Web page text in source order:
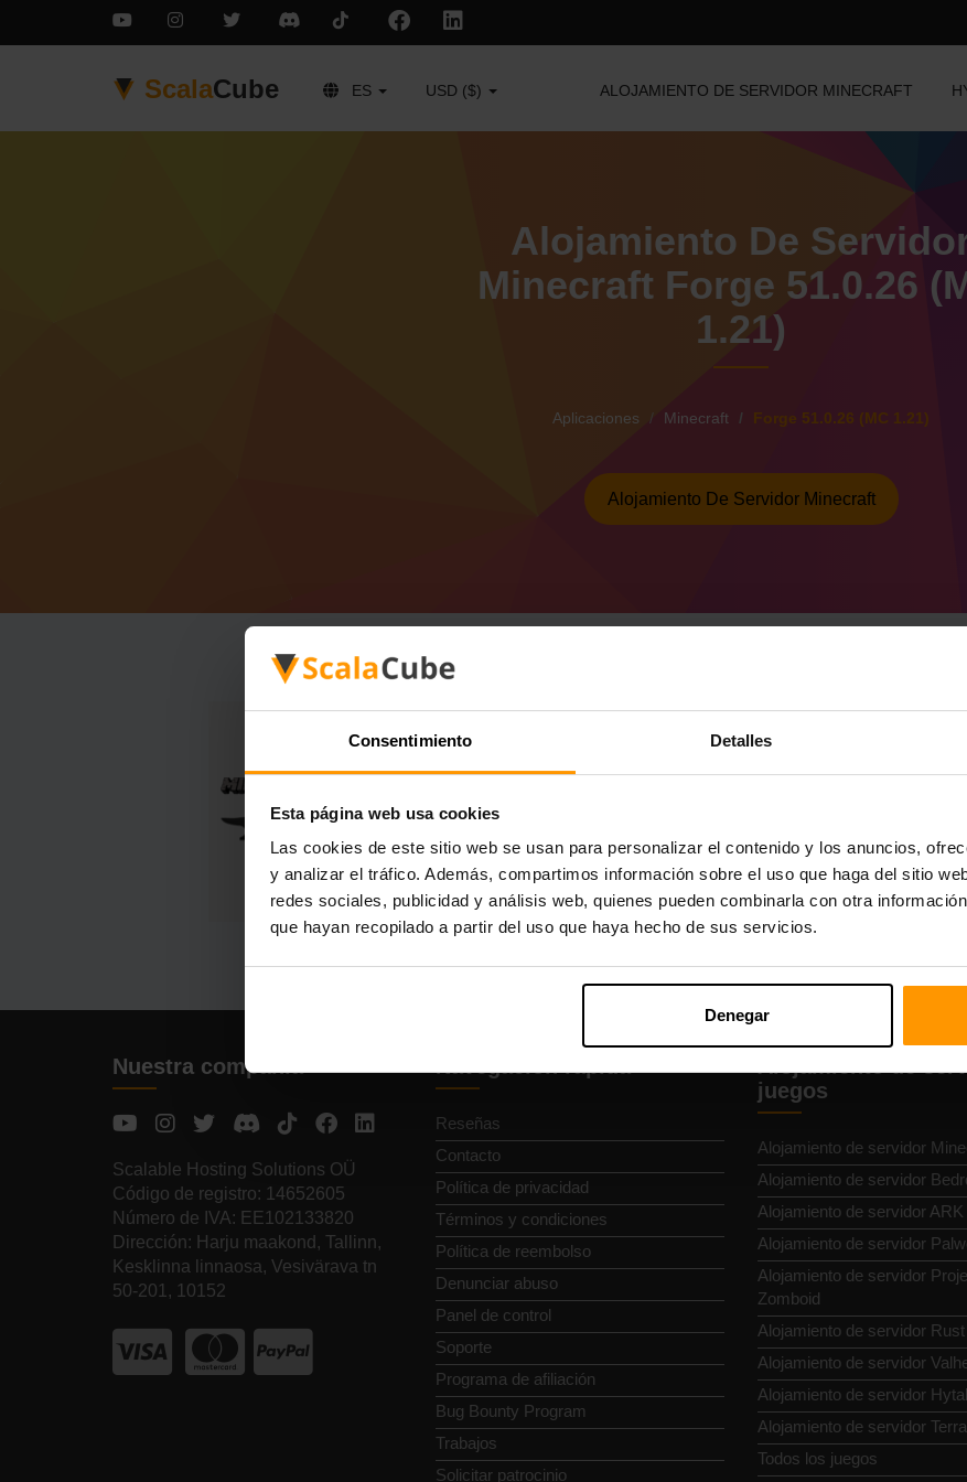
Consentimiento Detalles
Esta página web usa cookies
Las cookies de este sitio web se usan para personalizar el contenido y los anuncios,
y analizar el tráfico. Además, compartimos información sobre el uso que haga del sitio
redes sociales, publicidad y análisis web, quienes pueden combinarla con otra
que hayan recopilado a partir del uso que haya hecho de sus servicios.
Denegar
ScalaCube ES USD ($) ALOJAMIENTO DE SERVIDOR MINECRAFT
Alojamiento De
Minecraft Forge 51.0.26
1.21)
Aplicaciones Minecraft Forge 51.0.26 (MC 1.21)
Alojamiento De Servidor Minecraft
Cómo hacer un
Seleccione su servidor → Servidores
(MC 1.21))
Disfrute jugando en el servidor!
Nuestra compañía
Scalable Hosting Solutions OÜ
Código de registro: 14652605
Número de IVA: EE102133820
Dirección: Harju maakond, Tallinn,
Kesklinna linnaosa, Vesivärava tn
50-201, 10152
Navegación rápida
Reseñas
Contacto
Política de privacidad
Términos y condiciones
Política de reembolso
Denunciar abuso
Panel de control
Soporte
Programa de afiliación
Bug Bounty Program
Trabajos
Solicitar patrocinio
Alojamiento de
juegos
Alojamiento de servidor
Alojamiento de servidor
Alojamiento de servidor ARK
Alojamiento de servidor
Alojamiento de servidor
Zomboid
Alojamiento de servidor Rust
Alojamiento de servidor
Alojamiento de servidor
Alojamiento de servidor
Todos los juegos